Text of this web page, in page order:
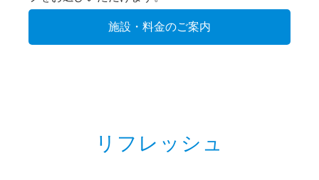
施設・料金のご案内
リフレッシュ